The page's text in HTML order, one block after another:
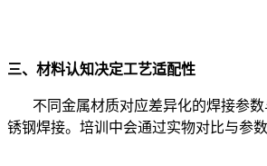
三、材料认知决定工艺适配性
不同金属材质对应差异化的焊接参
锈钢焊接。培训中会通过实物对比与参